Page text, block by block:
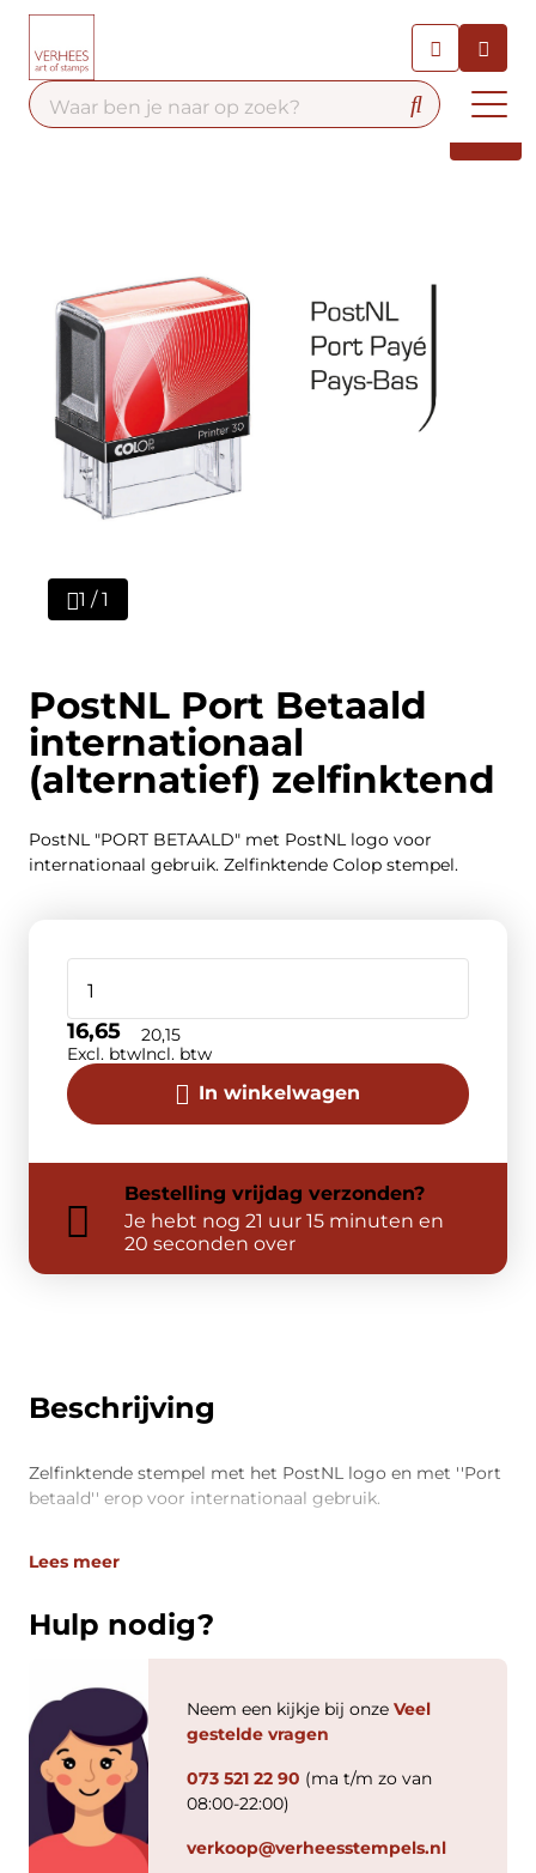
Contact
Beschrijving
Zelfinktende stempel met het PostNL logo en met ''Port
betaald'' erop voor internationaal gebruik.
Lees meer
Hulp nodig?
Neem een kijkje bij onze Veel
gestelde vragen
073 521 22 90 (ma t/m zo van
08:00-22:00)
verkoop@verheesstempels.nl
1 / 1
PostNL Port Betaald
internationaal
(alternatief) zelfinktend
PostNL "PORT BETAALD" met PostNL logo voor
internationaal gebruik. Zelfinktende Colop stempel.
In winkelwagen
16,65
Excl. btw
20,15
Incl. btw
Bestelling vrijdag verzonden?
Je hebt nog 21 uur 15 minuten en
20 seconden over